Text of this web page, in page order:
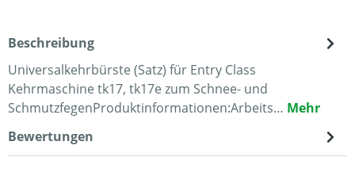
Beschreibung
Universalkehrbürste (Satz) für Entry Class
Kehrmaschine tk17, tk17e zum Schnee- und
SchmutzfegenProduktinformationen:Arbeits… Mehr
Bewertungen